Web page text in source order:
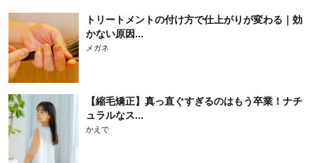
トリートメントの付け方で仕上がりが変わる｜効
かない原因...
メガネ
【縮毛矯正】真っ直ぐすぎるのはもう卒業！ナチ
ュラルなス...
かえで